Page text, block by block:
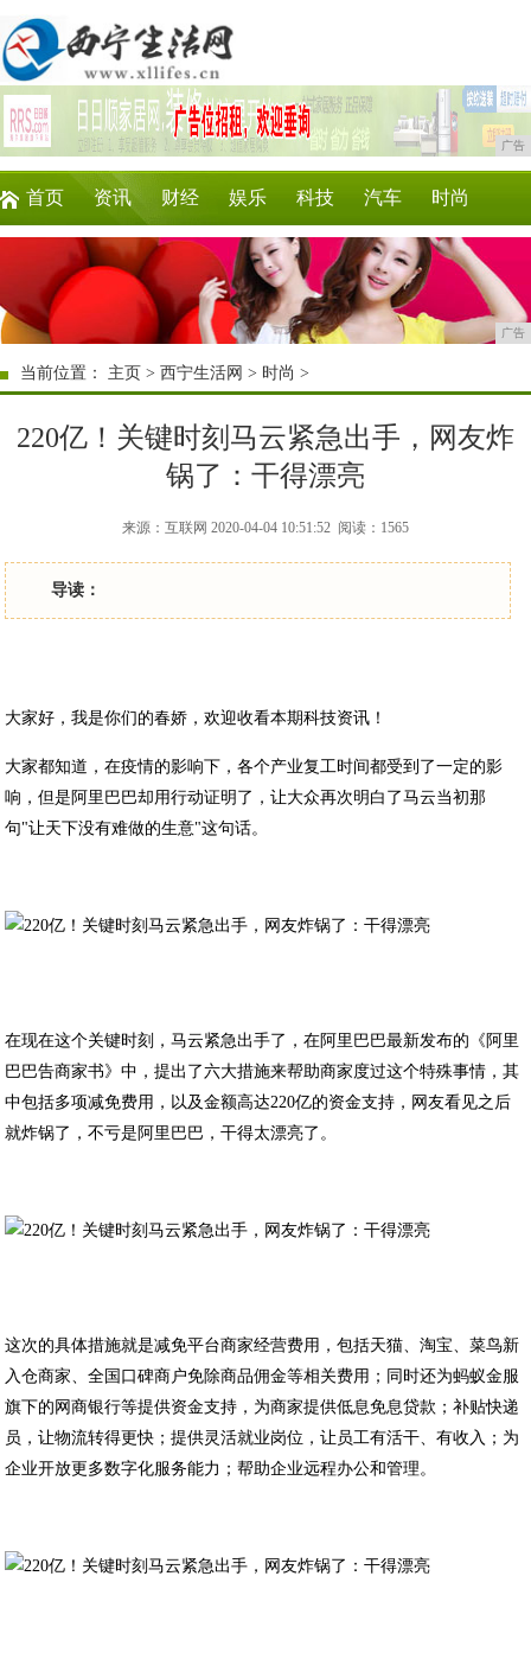
广告
首页 资讯 财经 娱乐 科技 汽车 时尚
游戏 美食 商讯 微商 区块链
广告
当前位置： 主页 >西宁生活网 > 时尚 >
220亿！关键时刻马云紧急出手，网友炸
锅了：干得漂亮
来源：互联网 2020-04-04 10:51:52 阅读：1565
导读：
大家好，我是你们的春娇，欢迎收看本期科技资讯！
大家都知道，在疫情的影响下，各个产业复工时间都受到了一定的影
响，但是阿里巴巴却用行动证明了，让大众再次明白了马云当初那
句"让天下没有难做的生意"这句话。
在现在这个关键时刻，马云紧急出手了，在阿里巴巴最新发布的《阿里
巴巴告商家书》中，提出了六大措施来帮助商家度过这个特殊事情，其
中包括多项减免费用，以及金额高达220亿的资金支持，网友看见之后
就炸锅了，不亏是阿里巴巴，干得太漂亮了。
这次的具体措施就是减免平台商家经营费用，包括天猫、淘宝、菜鸟新
入仓商家、全国口碑商户免除商品佣金等相关费用；同时还为蚂蚁金服
旗下的网商银行等提供资金支持，为商家提供低息免息贷款；补贴快递
员，让物流转得更快；提供灵活就业岗位，让员工有活干、有收入；为
企业开放更多数字化服务能力；帮助企业远程办公和管理。